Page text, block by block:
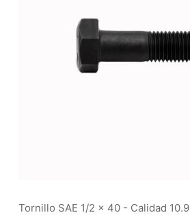
Tornillo SAE 1/2 x 40 - Calidad 10.9